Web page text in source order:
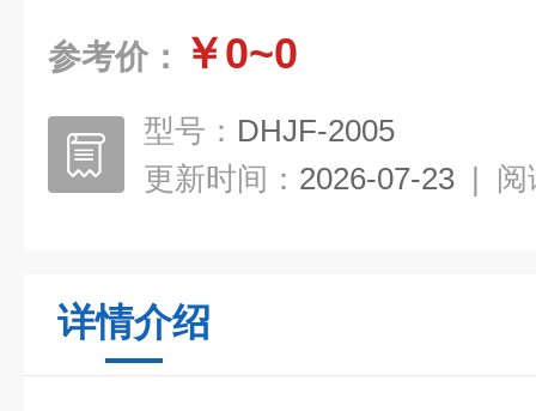
参考价： ￥0~0
型号： DHJF-2005
更新时间： 2026-07-23 | 阅
详情介绍